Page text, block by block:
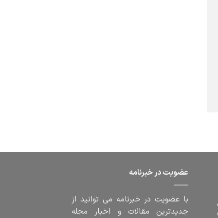
عضویت در خبرنامه
با عضویت در خبرنامه می توانید از
جدیدترین مقالات و اخبار مجله